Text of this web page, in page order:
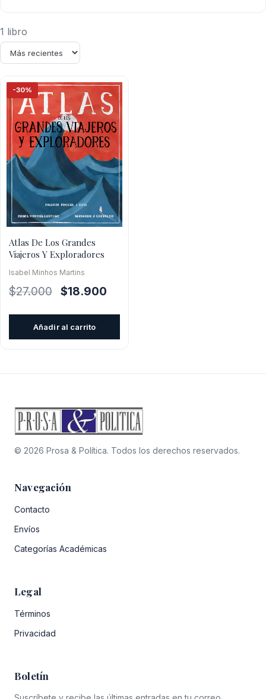
1 libro
-30%
Atlas De Los Grandes
Viajeros Y Exploradores
Isabel Minhos Martins
$27.000
El
$18.900
Añadir al carrito
© 2026 Prosa & Política. Todos los derechos reservados.
Navegación
Contacto
Envíos
Categorías Académicas
Legal
Términos
Privacidad
Boletín